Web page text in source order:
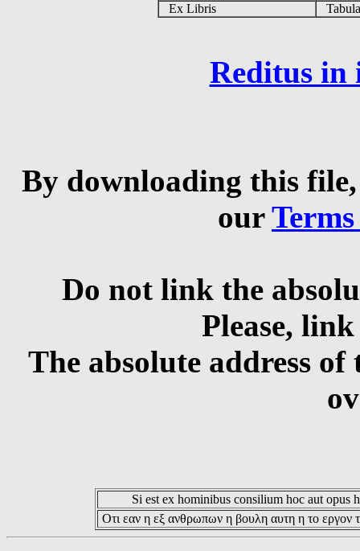
Ex Libris
Reditus in
By downloading this
our
Do not link the
Please,
The absolute address
Si est ex hominibus consilium hoc aut opus
Οτι εαν η εξ ανθρωπων η βουλη αυτη η το εργον